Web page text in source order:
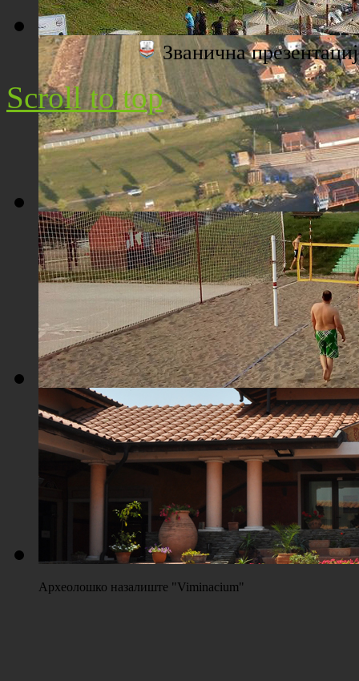
Плажа "Топољар" - Поглед са торња
Плажа "Топољар" - Поглед из ваздуха
Плажа "Топољар" - Терени на песку
Археолошко назалиште "Viminacium"
Званична
Scroll to top